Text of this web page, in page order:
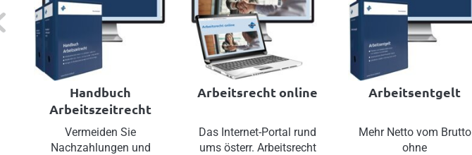
Handbuch
Arbeitszeitrecht
Vermeiden Sie
Nachzahlungen und
Arbeitsrecht online
Das Internet-Portal rund
ums österr. Arbeitsrecht
Arbeitsentgelt
Mehr Netto vom Brutto
ohne